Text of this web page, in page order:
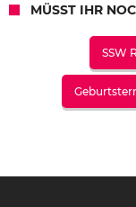
MÜSST IHR
SSW